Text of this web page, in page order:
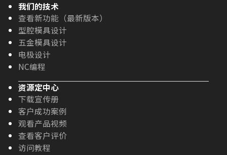
我们的技术
查看新功能（最新版本）
型腔模具设计
五金模具设计
电极设计
NC编程
资源定中心
下载宣传册
客户成功案例
观看产品视频
查看客户评价
访问教程